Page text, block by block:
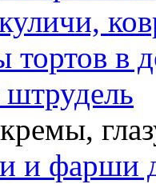
тортов в
штрудель
и фарши